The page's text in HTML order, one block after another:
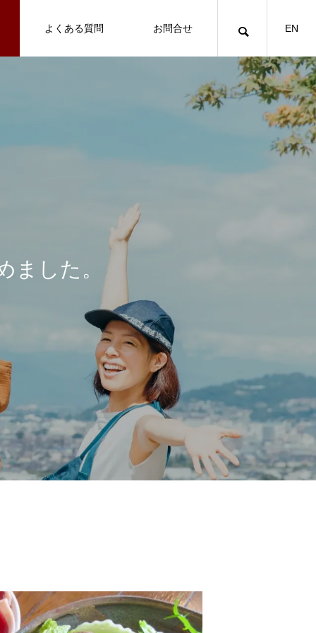
よくある質問 お問合せ EN
敷市児島をブロンプトンで。瀬戸内
島・祖谷そばのおすすめ情報
ま し た 。